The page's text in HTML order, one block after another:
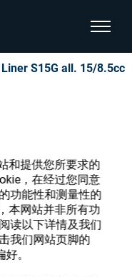
和提供您所要求的
，在经过您同意
功能性和测量性的
本网站并非所有功
读以下详情及我们
我们网站页脚的
。
显示页
S15G all. 15/8.5cc
并了解我们的各